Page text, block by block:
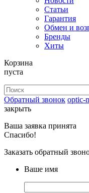
Статьи
Гарантия
Обмен и
Бренды
Хиты
Корзина
пуста
Обратный звонок optic-
закрыть
Ваша заявка принята
Спасибо!
Заказать обратный
Ваше имя